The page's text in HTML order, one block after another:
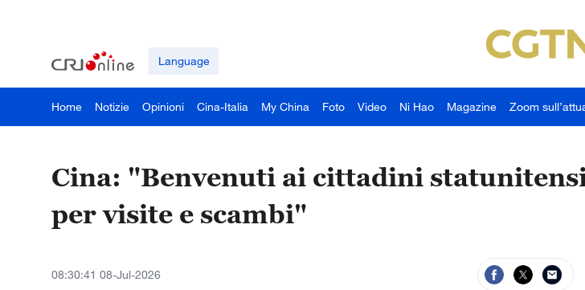
Language
Home Notizie Opinioni Cina-Italia My China Foto Video Ni Hao Magazine Zoom
Cina: "Benvenuti ai cittadini
per visite e scambi"
08:30:41 08-Jul-2026